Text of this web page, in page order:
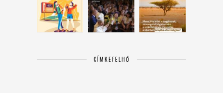
CÍMKEFELHŐ